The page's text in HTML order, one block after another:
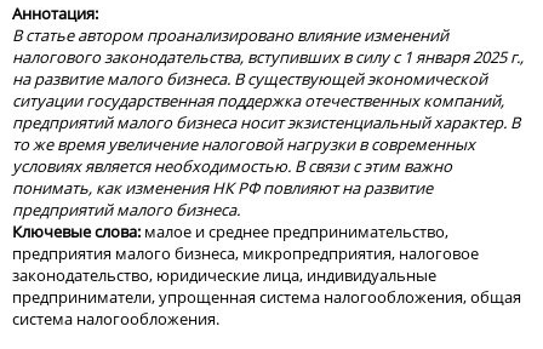
Аннотация:
В статье автором проанализировано влияние изменений
налогового законодательства, вступивших в силу с 1 января 2025 г.,
на развитие малого бизнеса. В существующей экономической
ситуации государственная поддержка отечественных компаний,
предприятий малого бизнеса носит экзистенциальный характер. В
то же время увеличение налоговой нагрузки в современных
условиях является необходимостью. В связи с этим важно
понимать, как изменения НК РФ повлияют на развитие
предприятий малого бизнеса.
Ключевые слова: малое и среднее предпринимательство,
предприятия малого бизнеса, микропредприятия, налоговое
законодательство, юридические лица, индивидуальные
предприниматели, упрощенная система налогообложения, общая
система налогообложения.